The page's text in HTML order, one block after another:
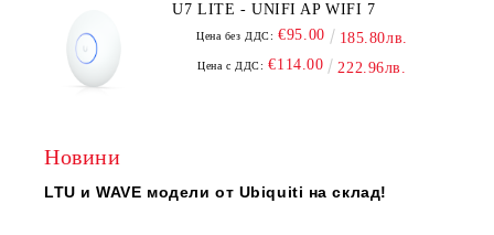
U7 LITE - UNIFI AP WIFI 7
Цена без ДДС: €95.00 185.80лв.
Цена с ДДС: €114.00 222.96лв.
Новини
LTU и WAVE модели от Ubiquiti на склад!